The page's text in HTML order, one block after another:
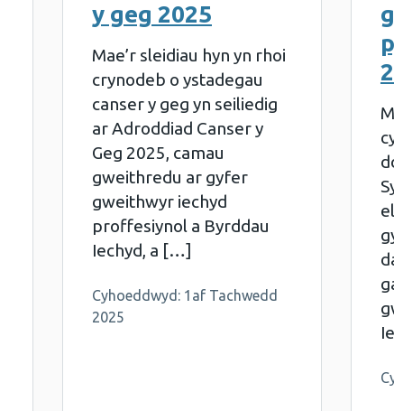
y geg 2025
Mae’r sleidiau hyn yn rhoi
crynodeb o ystadegau
canser y geg yn seiliedig
ar Adroddiad Canser y
Geg 2025, camau
gweithredu ar gyfer
gweithwyr iechyd
proffesiynol a Byrddau
Iechyd, a […]
Cyhoeddwyd: 1af Tachwedd
2025